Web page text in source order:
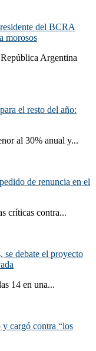
del BCRA
morosos
Argentina
el resto del año:
al 30% anual y...
de renuncia en el
críticas contra...
se debate el proyecto
14 en una...
cargó contra “los